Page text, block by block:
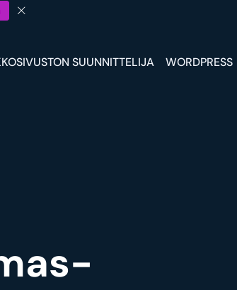
SUUNNITTELIJA WORDPRESS